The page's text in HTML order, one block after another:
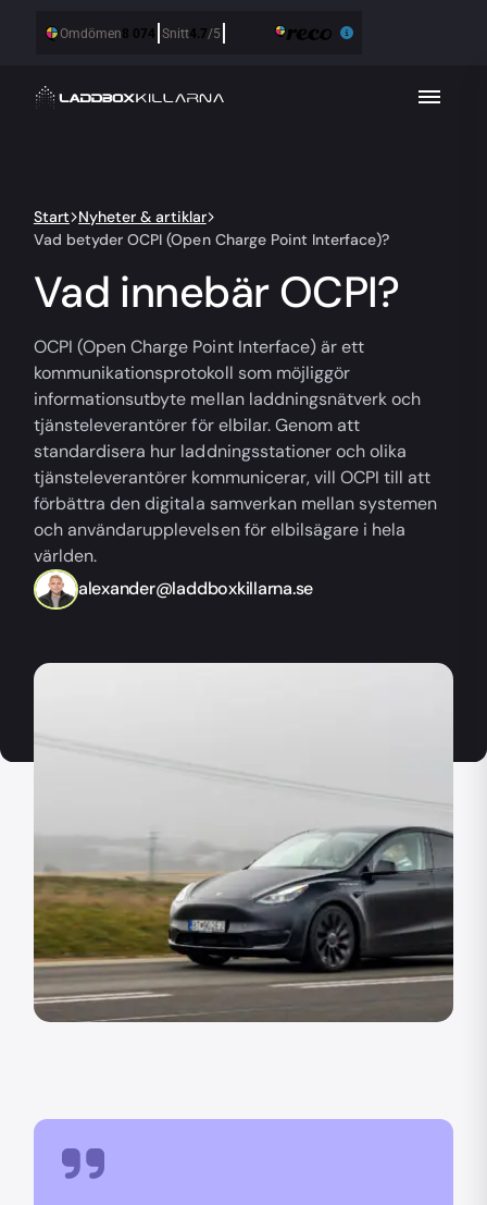
Start Nyheter & artiklar
Vad betyder OCPI (Open Charge Point Interface)?
Vad innebär OCPI?
OCPI (Open Charge Point Interface) är ett
kommunikationsprotokoll som möjliggör
informationsutbyte mellan laddningsnätverk och
tjänsteleverantörer för elbilar. Genom att
standardisera hur laddningsstationer och olika
tjänsteleverantörer kommunicerar, vill OCPI till att
förbättra den digitala samverkan mellan systemen
och användarupplevelsen för elbilsägare i hela
världen.
alexander@laddboxkillarna.se